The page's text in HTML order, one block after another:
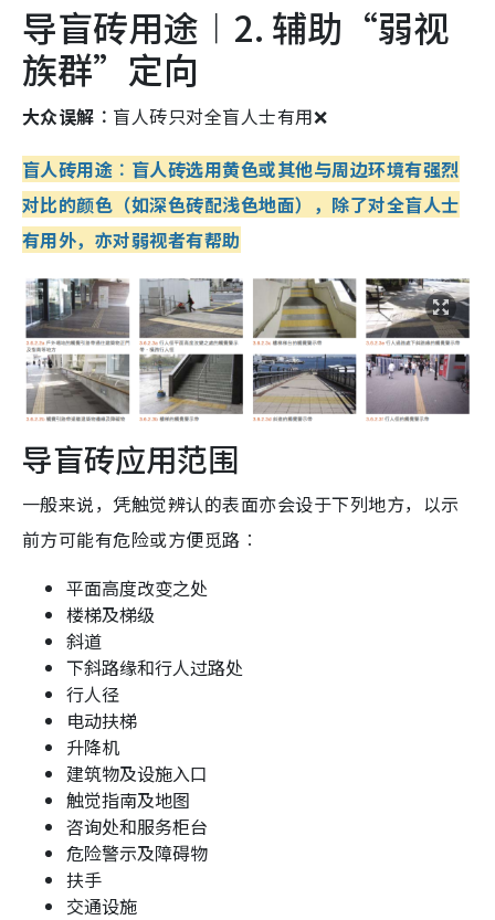
导盲砖用途︱2. 辅助“弱视
族群”定向
大众误解︰ 盲人砖只对全盲人士有用❌
盲人砖用途︰盲人砖选用黄色或其他与周边环境有强烈
对比的颜色（如深色砖配浅色地面），除了对全盲人士
有用外，亦对弱视者有帮助
导盲砖应用范围
一般来说，凭触觉辨认的表面亦会设于下列地方，以示
前方可能有危险或方便觅路︰
平面高度改变之处
楼梯及梯级
斜道
下斜路缘和行人过路处
行人径
电动扶梯
升降机
建筑物及设施入口
触觉指南及地图
咨询处和服务柜台
危险警示及障碍物
扶手
交通设施